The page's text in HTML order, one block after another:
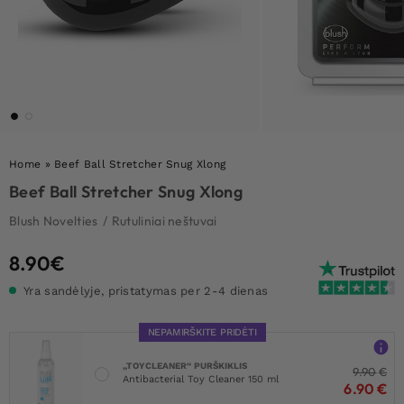
Home » Beef Ball Stretcher Snug Xlong
Beef Ball Stretcher Snug Xlong
Blush Novelties / Rutuliniai neštuvai
8.90€
Yra sandėlyje, pristatymas per 2-4 dienas
NEPAMIRŠKITE PRIDĖTI
„TOYCLEANER“ PURŠKIKLIS
Antibacterial Toy Cleaner 150 ml
9.90€
6.90 €